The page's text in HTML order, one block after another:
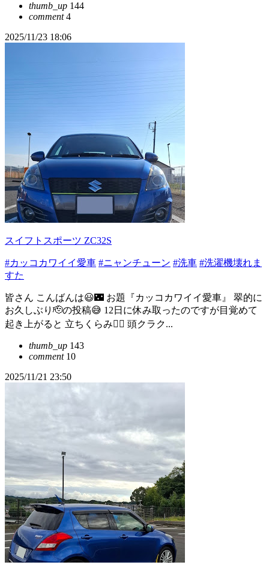
thumb_up 144
comment4
2025/11/23 18:06
スイフトスポーツ ZC32S
#カッコカワイイ愛車 #ニャンチューン #洗車 #洗濯機壊れま
すた
皆さん こんばんは😃🌃 お題『カッコカワイイ愛車』 翠的に
お久しぶり🫡の投稿😅 12日に休み取ったのですが目覚めて
起き上がると 立ちくらみ😵‍💫 頭クラク...
thumb_up 143
comment10
2025/11/21 23:50